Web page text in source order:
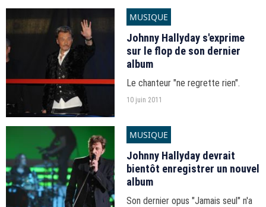
MUSIQUE
Johnny Hallyday s'exprime
sur le flop de son dernier
album
Le chanteur "ne regrette rien".
10 juin 2011
MUSIQUE
Johnny Hallyday devrait
bientôt enregistrer un nouvel
album
Son dernier opus "Jamais seul" n'a